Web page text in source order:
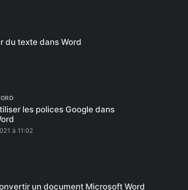
du texte dans Word
les polices Google dans
à 11:02
un document Microsoft Word